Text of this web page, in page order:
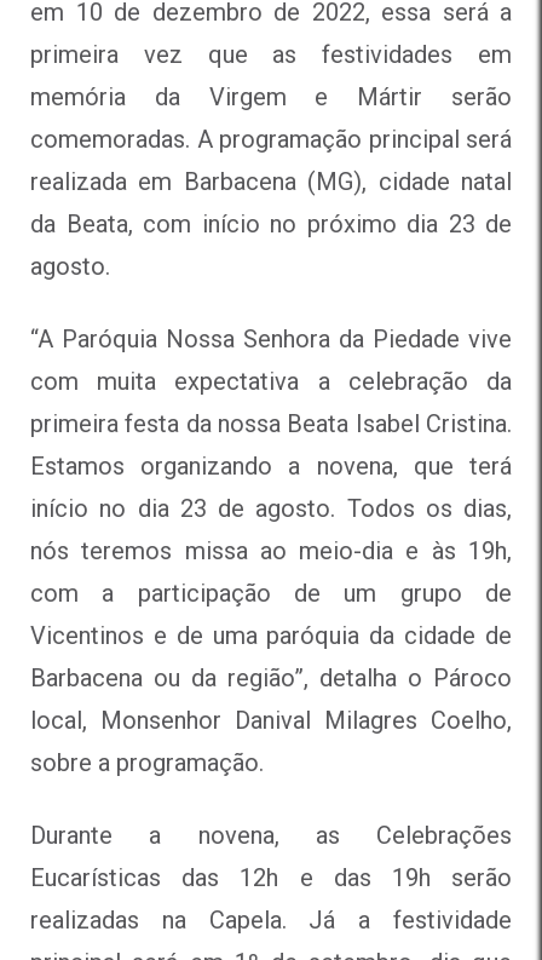
em 10 de dezembro de 2022, essa será a
primeira vez que as festividades em
memória da Virgem e Mártir serão
comemoradas. A programação principal será
realizada em Barbacena (MG), cidade natal
da Beata, com início no próximo dia 23 de
agosto.
“A Paróquia Nossa Senhora da Piedade vive
com muita expectativa a celebração da
primeira festa da nossa Beata Isabel Cristina.
Estamos organizando a novena, que terá
início no dia 23 de agosto. Todos os dias,
nós teremos missa ao meio-dia e às 19h,
com a participação de um grupo de
Vicentinos e de uma paróquia da cidade de
Barbacena ou da região”, detalha o Pároco
local, Monsenhor Danival Milagres Coelho,
sobre a programação.
Durante a novena, as Celebrações
Eucarísticas das 12h e das 19h serão
realizadas na Capela. Já a festividade